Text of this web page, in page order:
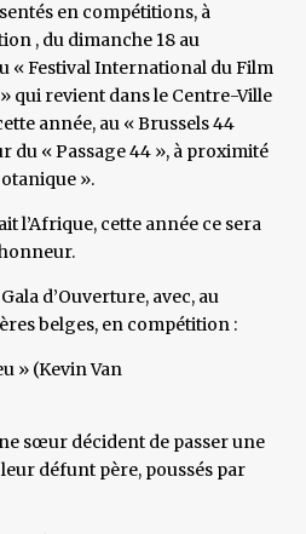
en compétitions, à
, du dimanche 18 au
« Festival International du Film
qui revient dans le Centre-Ville
année, au « Brussels 44
du « Passage 44 », à proximité
».
l’Afrique, cette année ce sera
d’Ouverture, avec, au
belges, en compétition :
» (Kevin Van
sœur décident de passer une
défunt père, poussés par